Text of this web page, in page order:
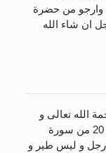
وارجو من حضرة
ان شاء الله
الله تعالى و
بركاته لقد سمعت تفسيرا للسيد يخص الاية 20 من سورة
رجل و ليس طير و